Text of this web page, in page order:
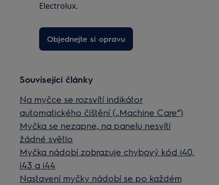
Electrolux.
Objednejte si opravu
Související články
Na myčce se rozsvítí indikátor
automatického čištění („Machine Care“)
Myčka se nezapne, na panelu nesvítí
žádné světlo
Myčka nádobí zobrazuje chybový kód i40,
i43 a i44
Nastavení myčky nádobí se po každém